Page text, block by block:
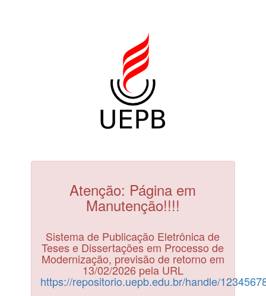
Atenção: Página em
Manutenção!!!!
Sistema de Publicação Eletrônica de
Teses e Dissertações em Processo de
Modernização, previsão de retorno em
13/02/2026 pela URL
https://repositorio.uepb.edu.br/handle/
.